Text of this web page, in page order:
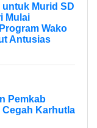
Murid SD
Mulai
Wako
Antusias
Pemkab
Cegah Karhutla